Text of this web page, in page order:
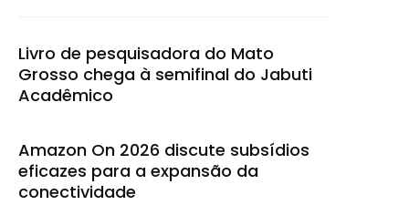
Livro de pesquisadora do Mato
Grosso chega à semifinal do Jabuti
Acadêmico
Amazon On 2026 discute subsídios
eficazes para a expansão da
conectividade